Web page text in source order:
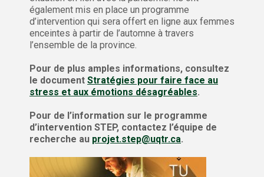
également mis en place un programme
d’intervention qui sera offert en ligne aux femmes
enceintes à partir de l’automne à travers
l’ensemble de la province.
Pour de plus amples informations, consultez
le document Stratégies pour faire face au
stress et aux émotions désagréables.
Pour de l’information sur le programme
d’intervention STEP, contactez l’équipe de
recherche au projet.step@uqtr.ca.